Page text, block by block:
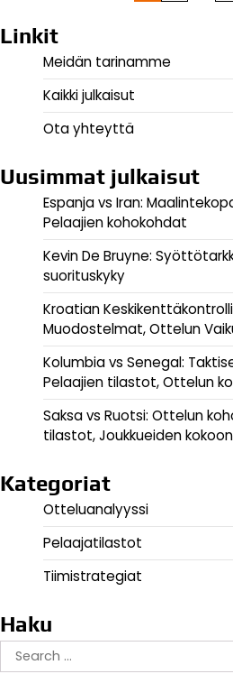
pagination
Linkit
Meidän tarinamme
Kaikki julkaisut
Ota yhteyttä
Uusimmat julkaisut
Espanja vs Iran:
Pelaajien kohokohdat
Kevin De Bruyne:
suorituskyky
Kroatian
Muodostelmat, Ottelun
Kolumbia vs Senegal:
Pelaajien tilastot, Ottelun
Saksa vs Ruotsi: Ottelun
tilastot, Joukkueiden
Kategoriat
Otteluanalyyssi
Pelaajatilastot
Tiimistrategiat
Haku
Search